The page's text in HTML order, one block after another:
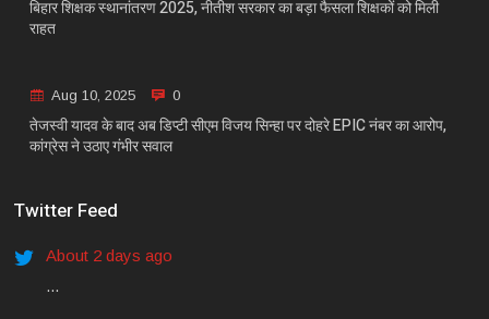
बिहार शिक्षक स्थानांतरण 2025, नीतीश सरकार का बड़ा फैसला शिक्षकों को मिली
राहत
Aug 10, 2025 0
तेजस्वी यादव के बाद अब डिप्टी सीएम विजय सिन्हा पर दोहरे EPIC नंबर का आरोप,
कांग्रेस ने उठाए गंभीर सवाल
Twitter Feed
About 2 days ago
...